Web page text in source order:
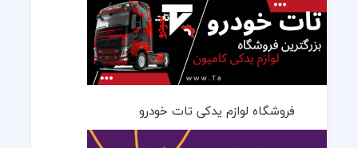
فروشگاه لوازم یدکی تات خودرو